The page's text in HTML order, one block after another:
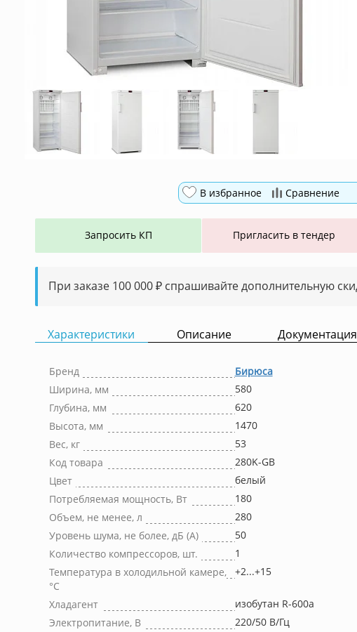
В избранное Сравнение
Запросить КП Пригласить в тендер
При заказе 100 000 ₽ спрашивайте дополнительную
Характеристики Описание Документация
Бренд
Бирюса
Ширина, мм
580
Глубина, мм
620
Высота, мм
1470
Вес, кг
53
Код товара
280K-GB
Цвет
белый
Потребляемая мощность, Вт
180
Объем, не менее, л
280
Уровень шума, не более, дБ (А)
50
Количество компрессоров, шт.
1
Температура в холодильной камере,
°С
+2...+15
Хладагент
изобутан R-600a
Электропитание, В
220/50 В/Гц